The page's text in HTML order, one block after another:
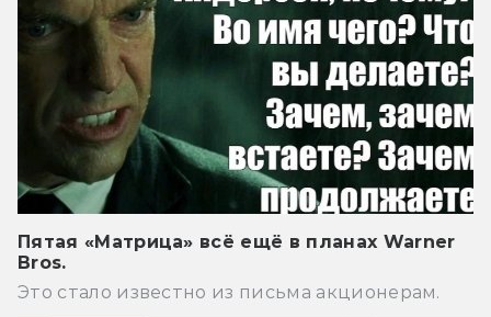
Пятая «Матрица» всё ещё в планах Warner
Bros.
Это стало известно из письма акционерам.